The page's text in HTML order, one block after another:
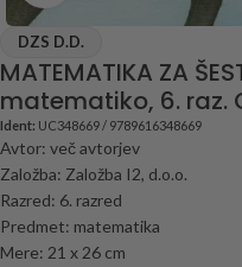
DZS D.D.
MATEMATIKA ZA
matematiko, 6. raz.
Ident: UC348669 / 9789616348669
Avtor: več avtorjev
Založba: Založba I2, d.o.o.
Razred: 6. razred
Predmet: matematika
Mere: 21 x 26 cm